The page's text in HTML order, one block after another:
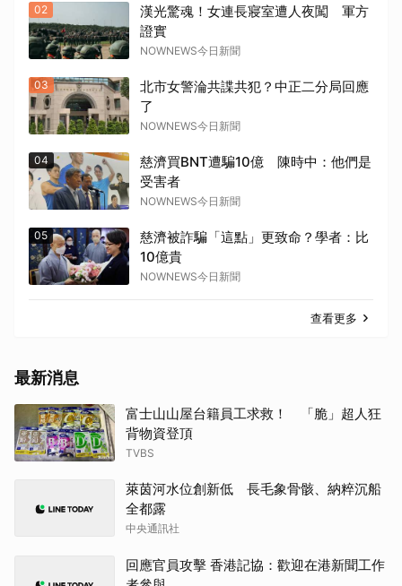
02
漢光驚魂！女連長寢室遭人夜闖 軍方
證實
NOWNEWS今日新聞
03
北市女警淪共諜共犯？中正二分局回應
了
NOWNEWS今日新聞
04
慈濟買BNT遭騙10億 陳時中：他們是
受害者
NOWNEWS今日新聞
05
慈濟被詐騙「這點」更致命？學者：比
10億貴
NOWNEWS今日新聞
查看更多
最新消息
富士山山屋台籍員工求救！ 「脆」超人狂
背物資登頂
TVBS
萊茵河水位創新低 長毛象骨骸、納粹沉船
全都露
中央通訊社
回應官員攻擊 香港記協：歡迎在港新聞工作